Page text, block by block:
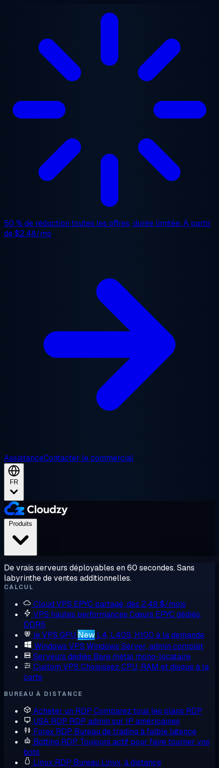
50 % de réduction toutes les offres, durée limitée. À partir
de$2.48/mo
AssistanceContacter le commercial
FR
De vrais serveurs déployables en 60 secondes. Sans
labyrinthe de ventes additionnelles.
CALCUL
Cloud VPS EPYC partagé, dès 2,48 $/mois
VPS hautes performances Cœurs EPYC dédiés,
DDR5
le VPS GPU New L4, L40S, H100 à la demande
Windows VPS Windows Server, admin complet
Serveurs dédiés Bare metal mono-locataire
Custom VPS Choisissez CPU, RAM et disque à la
carte
BUREAU À DISTANCE
Acheter un RDP Comparez tous les plans RDP
USA RDP RDP admin sur IP américaines
Forex RDP Bureau de trading à faible latence
Botting RDP Toujours actif pour faire tourner vos
bots
Linux RDP Bureau Linux, à distance